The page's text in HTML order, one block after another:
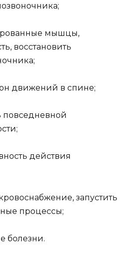
мышцы,
восстановить
движений в спине;
повседневной
действия
запустить
процессы;
болезни.